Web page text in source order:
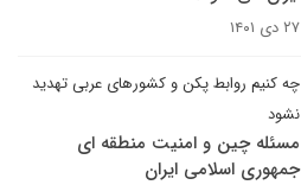
۲۷ دی ۱۴۰۱
چه کنیم روابط پکن و کشورهای عربی تهدید
نشود
مسئله چین و امنیت منطقه ای
جمهوری اسلامی ایران